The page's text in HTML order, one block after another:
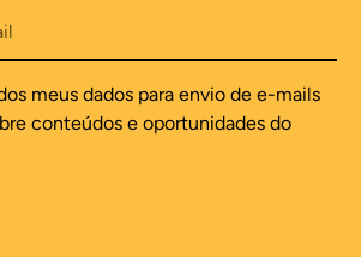
meus dados para envio de e-mails
conteúdos e oportunidades do